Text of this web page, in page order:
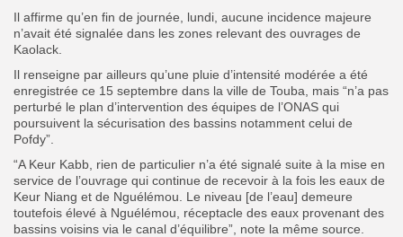
Il affirme qu’en fin de journée, lundi, aucune incidence majeure
n’avait été signalée dans les zones relevant des ouvrages de
Kaolack.
Il renseigne par ailleurs qu’une pluie d’intensité modérée a été
enregistrée ce 15 septembre dans la ville de Touba, mais “n’a pas
perturbé le plan d’intervention des équipes de l’ONAS qui
poursuivent la sécurisation des bassins notamment celui de
Pofdy”.
“A Keur Kabb, rien de particulier n’a été signalé suite à la mise en
service de l’ouvrage qui continue de recevoir à la fois les eaux de
Keur Niang et de Nguélémou. Le niveau [de l’eau] demeure
toutefois élevé à Nguélémou, réceptacle des eaux provenant des
bassins voisins via le canal d’équilibre”, note la même source.